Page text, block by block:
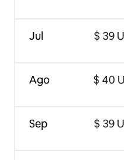
Jul
Ago
Sep
$ 39
$ 40
$ 39